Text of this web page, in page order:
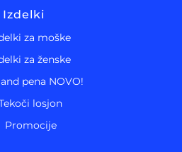
Izdelki
za moške
za ženske
pena NOVO!
losjon
Promocije